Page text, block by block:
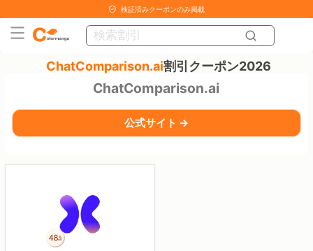
検証済みクーポンのみ掲載
ChatComparison.ai割引クーポン2026
ChatComparison.ai
公式サイト →